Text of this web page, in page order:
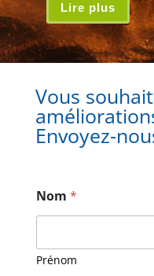
Lire plus
Vous
Envoyez-
Nom *
Prénom